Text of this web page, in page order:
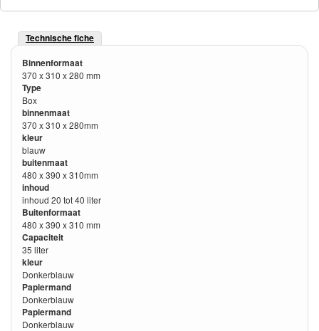
Technische fiche
Binnenformaat
370 x 310 x 280 mm
Type
Box
binnenmaat
370 x 310 x 280mm
kleur
blauw
buitenmaat
480 x 390 x 310mm
inhoud
inhoud 20 tot 40 liter
Buitenformaat
480 x 390 x 310 mm
Capaciteit
35 liter
kleur
Donkerblauw
Papiermand
Donkerblauw
Papiermand
Donkerblauw